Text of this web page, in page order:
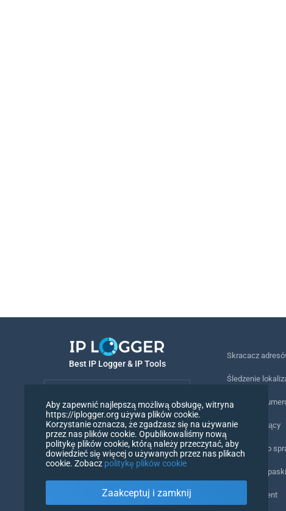
Best IP Logger & IP Tools
Polski
Skracacz
Śledzenie
Śledzenie
Piksel śledzący
Narzędzie do
Liczniki IP i
Mój UserAgent
Aby zapewnić najlepszą możliwą obsługę, witryna
https://iplogger.org używa plików cookie.
Korzystanie oznacza, że zgadzasz się na używanie
przez nas plików cookie. Opublikowaliśmy nową
politykę plików cookie, którą należy przeczytać, aby
dowiedzieć się więcej o używanych przez nas plikach
cookie. Zobacz politykę plików cookie
Zaakceptuj i zamknij